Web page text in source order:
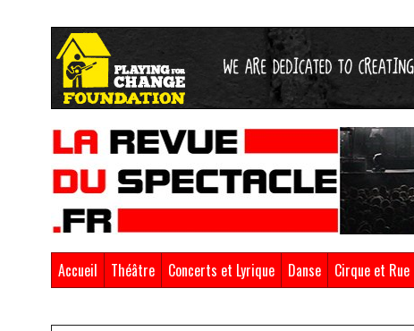
Accueil Théâtre Concerts et Lyrique Danse Cirque et Rue